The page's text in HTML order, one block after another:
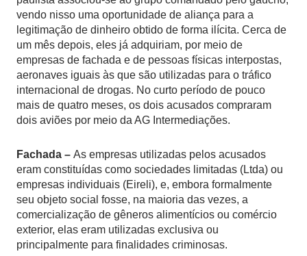
vendo nisso uma oportunidade de aliança para a
legitimação de dinheiro obtido de forma ilícita. Cerca de
um mês depois, eles já adquiriam, por meio de
empresas de fachada e de pessoas físicas interpostas,
aeronaves iguais às que são utilizadas para o tráfico
internacional de drogas. No curto período de pouco
mais de quatro meses, os dois acusados compraram
dois aviões por meio da AG Intermediações.
Fachada –As empresas utilizadas pelos acusados
eram constituídas como sociedades limitadas (Ltda) ou
empresas individuais (Eireli), e, embora formalmente
seu objeto social fosse, na maioria das vezes, a
comercialização de gêneros alimentícios ou comércio
exterior, elas eram utilizadas exclusiva ou
principalmente para finalidades criminosas.